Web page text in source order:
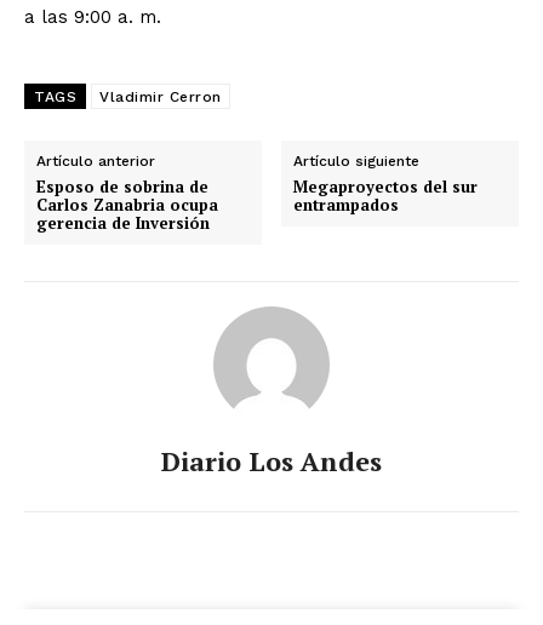
a las 9:00 a. m.
TAGS Vladimir Cerron
Artículo anterior
Esposo de sobrina de
Carlos Zanabria ocupa
gerencia de Inversión
Artículo siguiente
Megaproyectos del sur
entrampados
Diario Los Andes